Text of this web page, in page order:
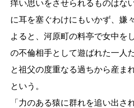
痒い思いをさせられるものはな
に耳を塞ぐわけにもいかず、嫌
よると、河原町の料亭で女中を
の不倫相手として遊ばれた一人
と祖父の度重なる過ちから産ま
という。
「力のある猿に群れを追い出さ